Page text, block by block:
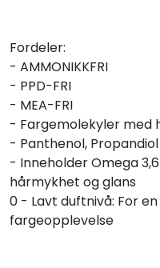
Fordeler:
- AMMONIKKFRI
- PPD-FRI
- MEA-FRI
- Fargemolekyler med
- Panthenol,
- Inneholder Omega
hårmykhet og glans
0 - Lavt duftnivå: For
fargeopplevelse